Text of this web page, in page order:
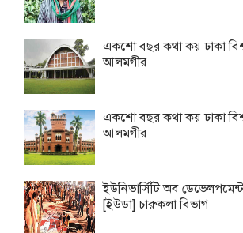
একশো বছর কথা কয় ঢাকা
আলমগীর
একশো বছর কথা কয় ঢাকা
আলমগীর
ইউনিভার্সিটি অব
[ইউডা] চারুকলা বিভাগ